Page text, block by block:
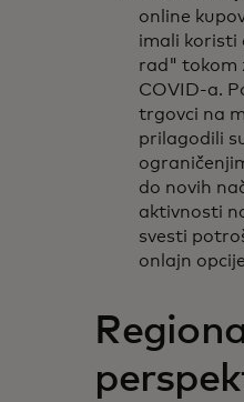
online
imali koristi
rad" tokom
COVID-a.
trgovci na
prilagodili
do novih
aktivnosti
svesti
onlajn